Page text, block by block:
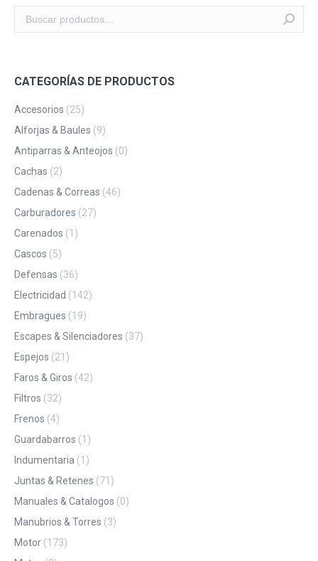
CATEGORÍAS DE PRODUCTOS
Accesorios (25)
Alforjas & Baules (9)
Antiparras & Anteojos (0)
Cachas (2)
Cadenas & Correas (46)
Carburadores (27)
Carenados (1)
Cascos (5)
Defensas (36)
Electricidad (142)
Embragues (19)
Escapes & Silenciadores (37)
Espejos (21)
Faros & Giros (42)
Filtros (32)
Frenos (4)
Guardabarros (1)
Indumentaria (1)
Juntas & Retenes (71)
Manuales & Catalogos (0)
Manubrios & Torres (3)
Motor (173)